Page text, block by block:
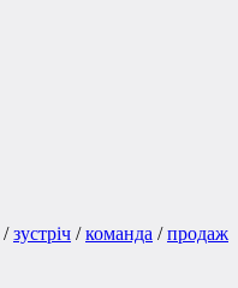
/зустріч /команда /продаж